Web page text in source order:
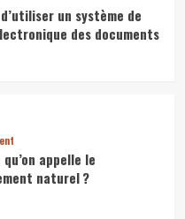
un système de
des documents
qu’on appelle le
naturel ?